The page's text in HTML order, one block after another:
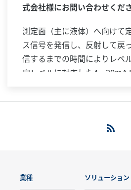
式会社様にお問い合わせくださ
測定面（主に液体）へ向けて
ス信号を発信し、反射して戻
信するまでの時間によりレベ
定レベルに対応した4～20mA
にくい方式です。コンパクト
業種 ソリューション